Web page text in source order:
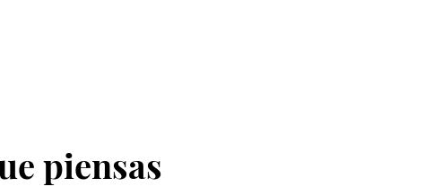
piensas